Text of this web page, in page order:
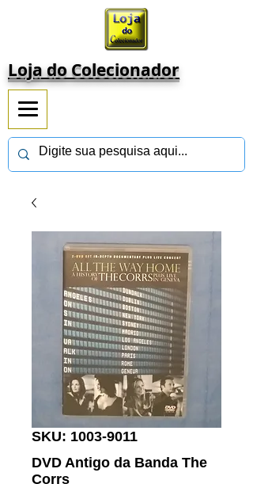
Loja do Colecionador
SKU: 1003-9011
DVD Antigo da Banda The
Corrs